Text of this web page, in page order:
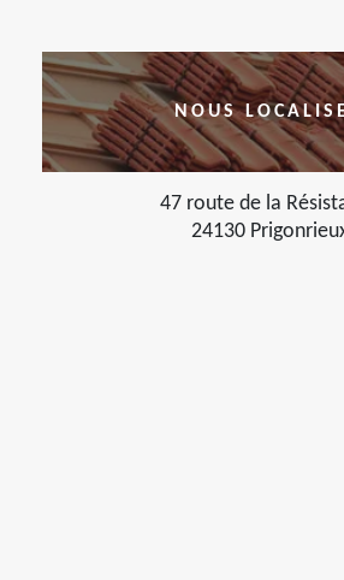
NOUS
47 route de la
24130